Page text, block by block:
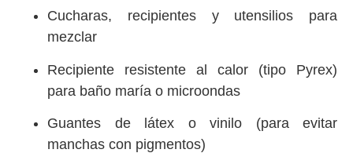
Cucharas, recipientes y utensilios para
mezclar
Recipiente resistente al calor (tipo Pyrex)
para baño maría o microondas
Guantes de látex o vinilo (para evitar
manchas con pigmentos)